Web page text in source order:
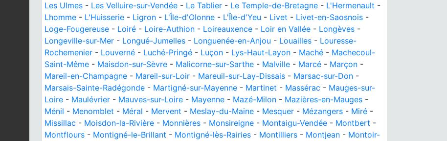
Les Ulmes - Les Velluire-sur-Vendée - Le Tablier - Le Temple-de-Bretagne - L'Hermenault -
Lhomme - L'Huisserie - Ligron - L'Île-d'Olonne - L'Île-d'Yeu - Livet - Livet-en-Saosnois -
Loge-Fougereuse - Loiré - Loire-Authion - Loireauxence - Loir en Vallée - Longèves -
Longeville-sur-Mer - Longué-Jumelles - Longuenée-en-Anjou - Louailles - Louresse-
Rochemenier - Louverné - Luché-Pringé - Luçon - Lys-Haut-Layon - Maché - Machecoul-
Saint-Même - Maisdon-sur-Sèvre - Malicorne-sur-Sarthe - Malville - Marcé - Marçon -
Mareil-en-Champagne - Mareil-sur-Loir - Mareuil-sur-Lay-Dissais - Marsac-sur-Don -
Marsais-Sainte-Radégonde - Martigné-sur-Mayenne - Martinet - Massérac - Mauges-sur-
Loire - Maulévrier - Mauves-sur-Loire - Mayenne - Mazé-Milon - Mazières-en-Mauges -
Ménil - Menomblet - Méral - Mervent - Meslay-du-Maine - Mesquer - Mézangers - Miré -
Missillac - Moisdon-la-Rivière - Monnières - Monsireigne - Montaigu-Vendée - Montbert -
Montflours - Montigné-le-Brillant - Montigné-lès-Rairies - Montilliers - Montjean - Montoir-